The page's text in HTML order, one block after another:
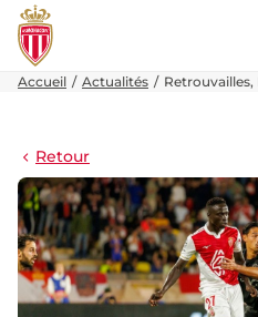
Accueil Actualités
Retour